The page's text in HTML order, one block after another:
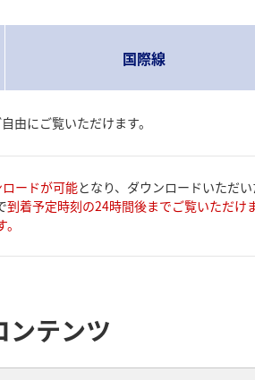
国際線
由にご覧いただけます。
ードが可能となり、ダウンロードいただい
到着予定時刻の24時間後までご覧いただけ
。
ンテンツ